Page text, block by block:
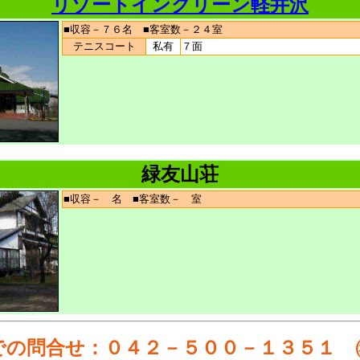
リゾートイングリーン軽井沢
■収容－７６名 ■客室数－２４室
テニスコート
私有 ７面
緑友山荘
■収容－ 名 ■客室数－ 室
の問合せ ：０４２－５００－１３５１